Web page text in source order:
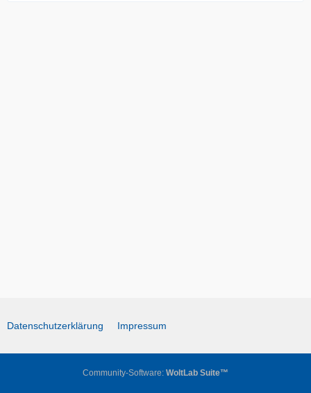
Datenschutzerklärung Impressum
Community-Software: WoltLab Suite™